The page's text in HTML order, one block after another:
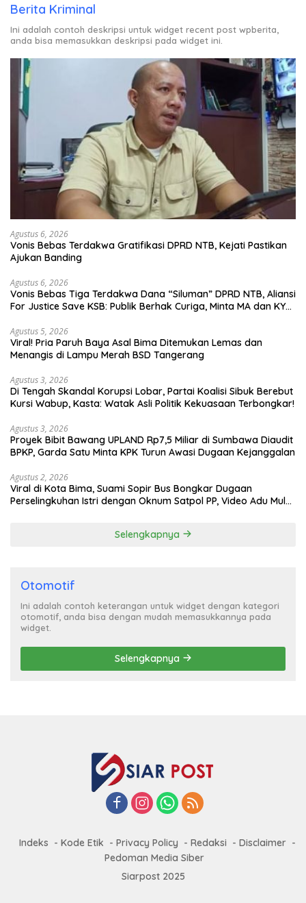
Berita Kriminal
Ini adalah contoh deskripsi untuk widget recent post wpberita,
anda bisa memasukkan deskripsi pada widget ini.
Agustus 6, 2026
Vonis Bebas Terdakwa Gratifikasi DPRD NTB, Kejati Pastikan
Ajukan Banding
Agustus 6, 2026
Vonis Bebas Tiga Terdakwa Dana “Siluman” DPRD NTB, Aliansi
For Justice Save KSB: Publik Berhak Curiga, Minta MA dan KY
Agustus 5, 2026
Viral! Pria Paruh Baya Asal Bima Ditemukan Lemas dan
Menangis di Lampu Merah BSD Tangerang
Agustus 3, 2026
Di Tengah Skandal Korupsi Lobar, Partai Koalisi Sibuk Berebut
Kursi Wabup, Kasta: Watak Asli Politik Kekuasaan Terbongkar!
Agustus 3, 2026
Proyek Bibit Bawang UPLAND Rp7,5 Miliar di Sumbawa Diaudit
BPKP, Garda Satu Minta KPK Turun Awasi Dugaan Kejanggalan
Agustus 2, 2026
Viral di Kota Bima, Suami Sopir Bus Bongkar Dugaan
Perselingkuhan Istri dengan Oknum Satpol PP, Video Adu Mulut
Selengkapnya
Otomotif
Ini adalah contoh keterangan untuk widget dengan kategori
otomotif, anda bisa dengan mudah memasukkannya pada
widget.
Selengkapnya
Indeks Kode Etik Privacy Policy Redaksi
Disclaimer
Pedoman Media Siber
Siarpost 2025